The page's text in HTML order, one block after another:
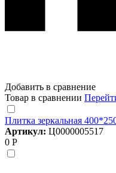
Добавить в сравнение
Товар в сравнении
Плитка зеркальная
Артикул: Ц0000005517
0 Р